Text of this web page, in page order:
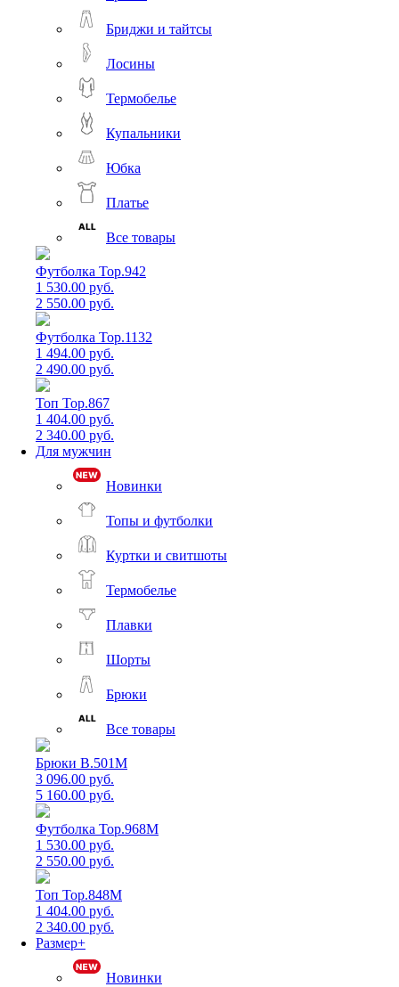
Бриджи и тайтсы
Лосины
Термобелье
Купальники
Юбка
Платье
Все товары
Футболка Top.942
1 530.00 руб.
2 550.00 руб.
Футболка Top.1132
1 494.00 руб.
2 490.00 руб.
Топ Top.867
1 404.00 руб.
2 340.00 руб.
Для мужчин
Новинки
Топы и футболки
Куртки и свитшоты
Термобелье
Плавки
Шорты
Брюки
Все товары
Брюки B.501M
3 096.00 руб.
5 160.00 руб.
Футболка Top.968M
1 530.00 руб.
2 550.00 руб.
Топ Top.848M
1 404.00 руб.
2 340.00 руб.
Размер+
Новинки